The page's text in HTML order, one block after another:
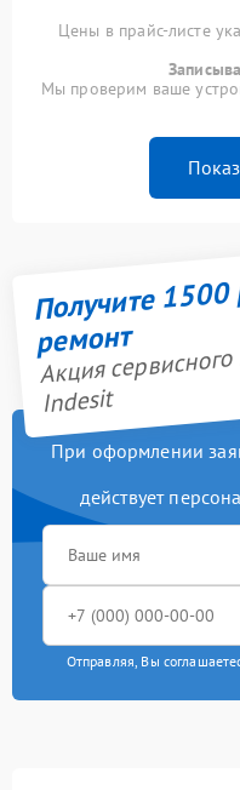
Цены в прайс-листе
Мы проверим ваше
Получите
ремонт
Акция
Indesit
При оформлении
действует
Отправляя, Вы